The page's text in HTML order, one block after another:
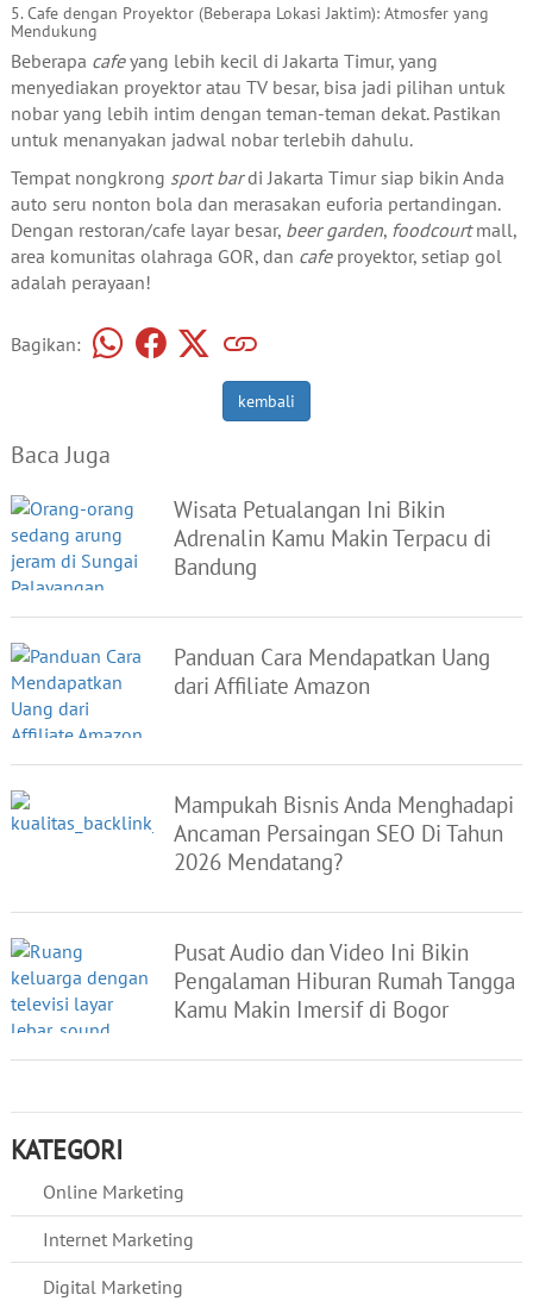
5. Cafe dengan Proyektor (Beberapa Lokasi Jaktim): Atmosfer yang
Mendukung
Beberapa cafeyang lebih kecil di Jakarta Timur, yang
menyediakan proyektor atau TV besar, bisa jadi pilihan untuk
nobar yang lebih intim dengan teman-teman dekat. Pastikan
untuk menanyakan jadwal nobar terlebih dahulu.
Tempat nongkrong sport bardi Jakarta Timur siap bikin Anda
auto seru nonton bola dan merasakan euforia pertandingan.
Dengan restoran/cafe layar besar, beer garden, foodcourtmall,
area komunitas olahraga GOR, dan cafeproyektor, setiap gol
adalah perayaan!
Bagikan:
kembali
Baca Juga
Wisata Petualangan Ini Bikin
Adrenalin Kamu Makin Terpacu di
Bandung
Panduan Cara Mendapatkan Uang
dari Affiliate Amazon
Mampukah Bisnis Anda Menghadapi
Ancaman Persaingan SEO Di Tahun
2026 Mendatang?
Pusat Audio dan Video Ini Bikin
Pengalaman Hiburan Rumah Tangga
Kamu Makin Imersif di Bogor
KATEGORI
Online Marketing
Internet Marketing
Digital Marketing